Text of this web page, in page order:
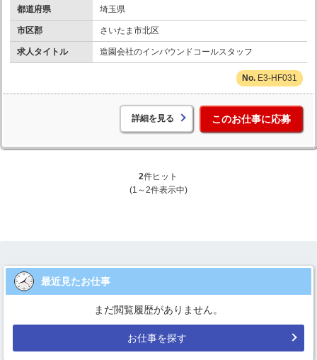
都道府県 埼玉県
市区郡 さいたま市北区
求人タイトル 造園会社のインバウンドコールスタッフ
E3-HF031
詳細を見る このお仕事に応募
2件ヒット
(1～2件表示中)
最近見たお仕事
まだ閲覧履歴がありません。
お仕事を探す